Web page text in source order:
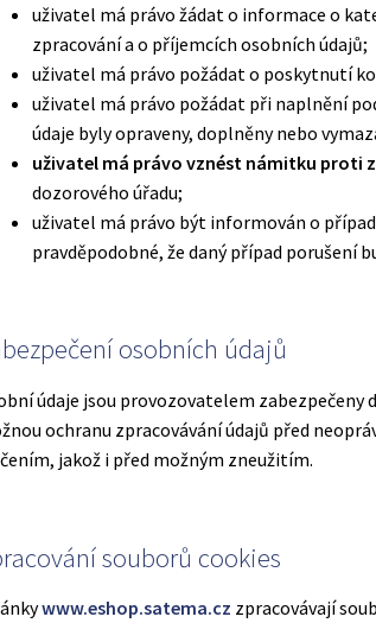
uživatel má právo žádat o informace o
zpracování a o příjemcích osobních údajů;
uživatel má právo požádat o poskytnutí
uživatel má právo požádat při naplnění
údaje byly opraveny, doplněny nebo
uživatel má právo vznést námitku proti
dozorového úřadu;
uživatel má právo být informován o
pravděpodobné, že daný případ porušení
osobních údajů
údaje jsou provozovatelem
ochranu zpracovávání údajů před
jakož i před možným zneužitím.
souborů cookies
www.eshop.satema.cz zpracovávají